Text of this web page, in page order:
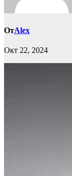
ОтAlex
Окт 22, 2024